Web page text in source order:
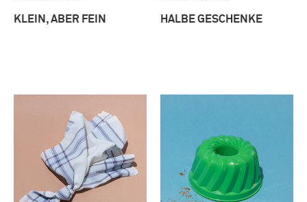
KLEIN, ABER FEIN HALBE GESCHENKE